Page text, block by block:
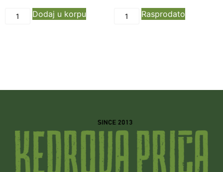
Dodaj u korpu Rasprodato